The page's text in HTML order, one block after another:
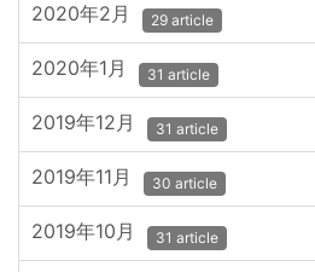
2020年2月 29 article
2020年1月 31 article
2019年12月 31 article
2019年11月 30 article
2019年10月 31 article